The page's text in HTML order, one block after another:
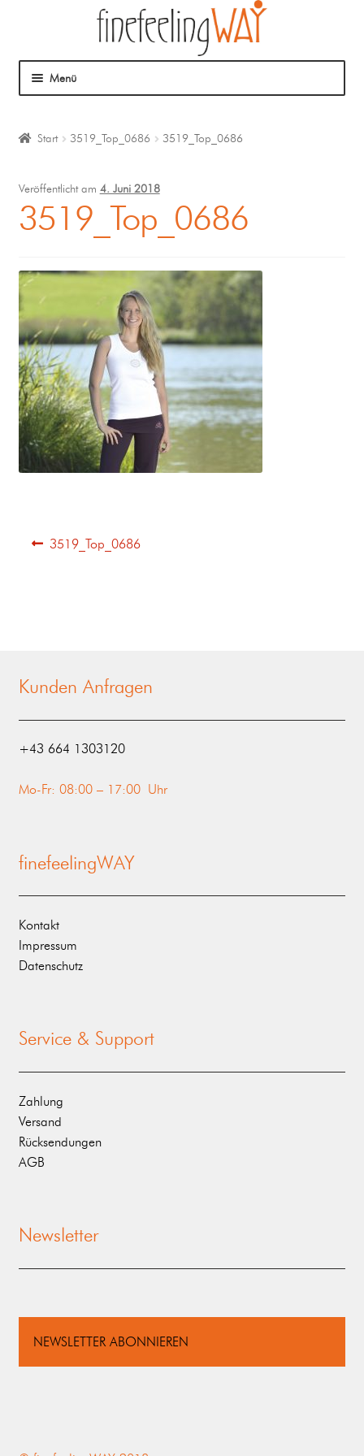
Menü
Coaching
Start 3519_Top_0686 3519_Top_0686
Veröffentlicht am 4. Juni 2018
3519_Top_0686
3519_Top_0686
Kunden Anfragen
‭+43 664 1303120‬
Mo-Fr: 08:00 – 17:00 Uhr
finefeelingWAY
Kontakt
Impressum
Datenschutz
Service & Support
Zahlung
Versand
Rücksendungen
AGB
Newsletter
NEWSLETTER ABONNIEREN